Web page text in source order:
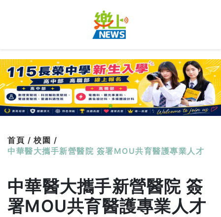
首頁 / 校園 /
中華醫大攜手新營醫院 簽署MOU共育醫護專業人才
中華醫大攜手新營醫院 簽
署MOU共育醫護專業人才